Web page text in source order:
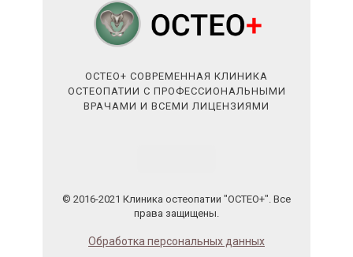
ОСТЕО+ СОВРЕМЕННАЯ КЛИНИКА
ОСТЕОПАТИИ С ПРОФЕССИОНАЛЬНЫМИ
ВРАЧАМИ И ВСЕМИ ЛИЦЕНЗИЯМИ
© 2016-2021 Клиника остеопатии "ОСТЕО+". Все
права защищены.
Обработка персональных данных